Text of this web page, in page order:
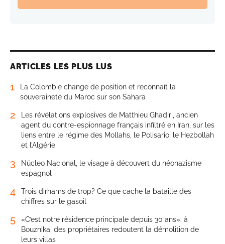
ARTICLES LES PLUS LUS
1
La Colombie change de position et reconnaît la
souveraineté du Maroc sur son Sahara
2
Les révélations explosives de Matthieu Ghadiri, ancien
agent du contre-espionnage français infiltré en Iran, sur les
liens entre le régime des Mollahs, le Polisario, le Hezbollah
et l’Algérie
3
Núcleo Nacional, le visage à découvert du néonazisme
espagnol
4
Trois dirhams de trop? Ce que cache la bataille des
chiffres sur le gasoil
5
«C’est notre résidence principale depuis 30 ans»: à
Bouznika, des propriétaires redoutent la démolition de
leurs villas